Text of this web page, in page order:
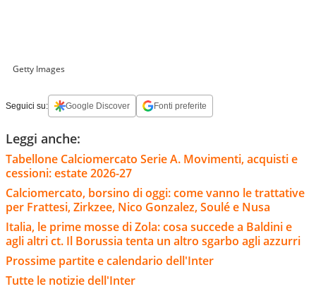
Getty Images
Seguici su: Google Discover Fonti preferite
Leggi anche:
Tabellone Calciomercato Serie A. Movimenti, acquisti e
cessioni: estate 2026-27
Calciomercato, borsino di oggi: come vanno le trattative
per Frattesi, Zirkzee, Nico Gonzalez, Soulé e Nusa
Italia, le prime mosse di Zola: cosa succede a Baldini e
agli altri ct. Il Borussia tenta un altro sgarbo agli azzurri
Prossime partite e calendario dell'Inter
Tutte le notizie dell'Inter